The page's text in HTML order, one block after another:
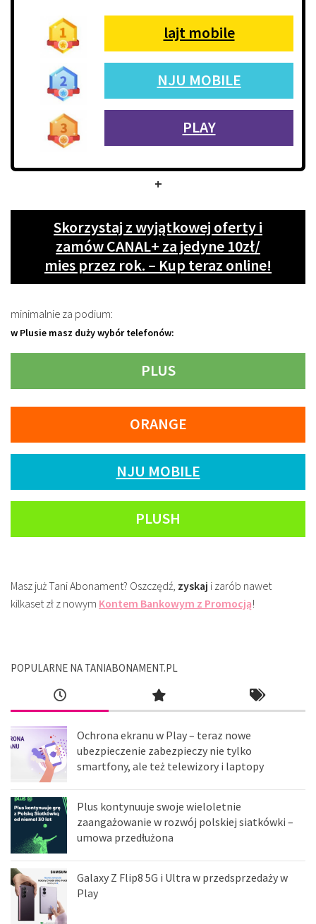
lajt mobile
NJU MOBILE
PLAY
+
Skorzystaj z wyjątkowej oferty i
zamów CANAL+ za jedyne 10zł/
mies przez rok. – Kup teraz online!
minimalnie za podium:
w Plusie masz duży wybór telefonów:
PLUS
ORANGE
NJU MOBILE
PLUSH
Masz już Tani Abonament? Oszczędź, zyskaj i zarób nawet
kilkaset zł z nowym Kontem Bankowym z Promocją!
POPULARNE NA TANIABONAMENT.PL
Ochrona ekranu w Play – teraz nowe
ubezpieczenie zabezpieczy nie tylko
smartfony, ale też telewizory i laptopy
Plus kontynuuje swoje wieloletnie
zaangażowanie w rozwój polskiej siatkówki –
umowa przedłużona
Galaxy Z Flip8 5G i Ultra w przedsprzedaży w
Play